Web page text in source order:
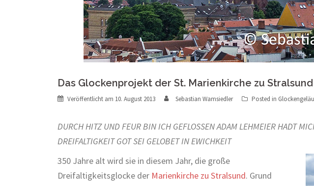
Das Glockenprojekt der St. Marienkirche zu Stralsund
Veröffentlicht am 10. August 2013 Sebastian Wamsiedler Posted in
DURCH HITZ UND FEUR BIN ICH GEFLOSSEN ADAM LEHMEIER HADT
DREIFALTIGKEIT GOT SEI GELOBET IN EWICHKEIT
350 Jahre alt wird sie in diesem Jahr, die große
Dreifaltigkeitsglocke der Marienkirche zu Stralsund. Grund